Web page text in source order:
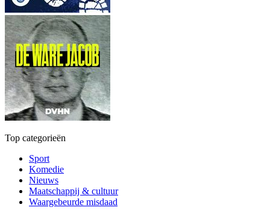
Top categorieën
Sport
Komedie
Nieuws
Maatschappij & cultuur
Waargebeurde misdaad